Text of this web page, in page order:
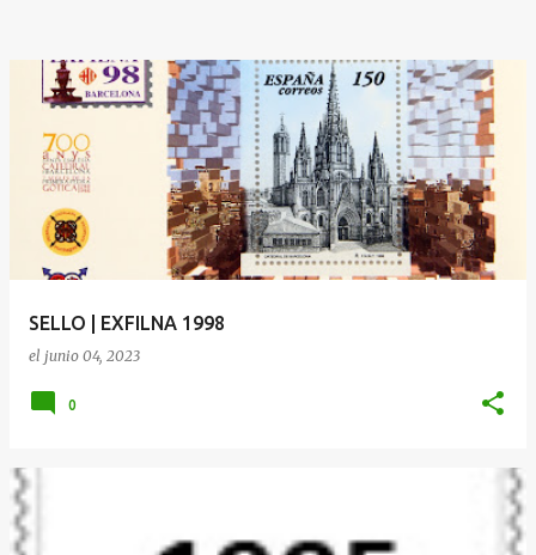
SELLO | EXFILNA 1998
el junio 04, 2023
0